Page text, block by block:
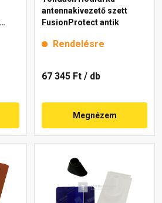
antennakivezető szett
FusionProtect antik
Rendelésre
67 345 Ft / db
Megnézem